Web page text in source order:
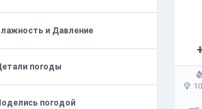
и Давление
погоды
погодой
: